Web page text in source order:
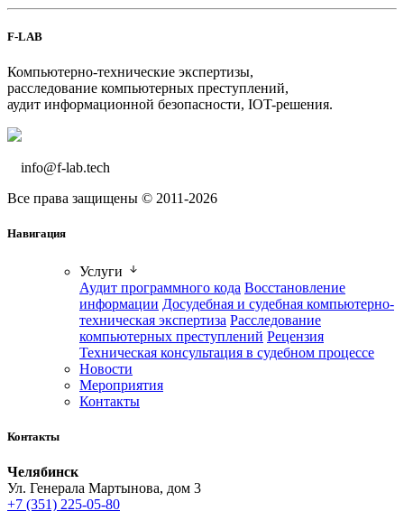
F-LAB
Компьютерно-технические экспертизы,
расследование компьютерных преступлений,
аудит информационной безопасности, IOT-решения.
info@f-lab.tech
Все права защищены © 2011-2026
Навигация
Услуги
Аудит программного кода Восстановление
информации Досудебная и судебная компьютерно-
техническая экспертиза Расследование
компьютерных преступлений Рецензия
Техническая консультация в судебном процессе
Новости
Мероприятия
Контакты
Контакты
Челябинск
Ул. Генерала Мартынова, дом 3
+7 (351) 225-05-80